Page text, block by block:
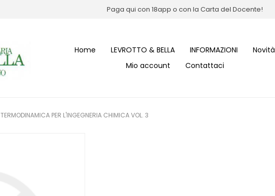
Paga qui con 18app o con la Carta del Docente!
Home LEVROTTO & BELLA INFORMAZIONI
Novità
Mio account
Contattaci
TERMODINAMICA PER L'INGEGNERIA CHIMICA VOL. 3